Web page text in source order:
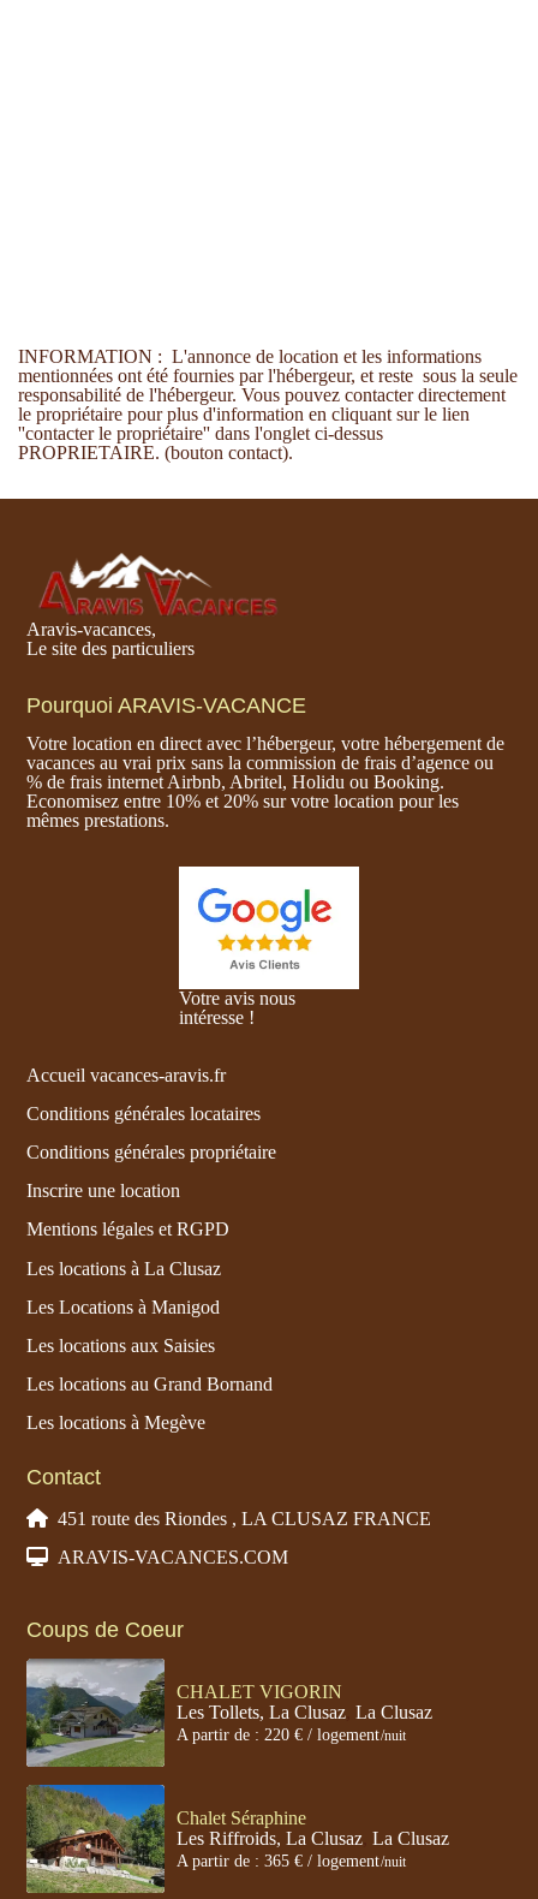
INFORMATION : L'annonce de location et les informations
mentionnées ont été fournies par l'hébergeur, et reste sous la seule
responsabilité de l'hébergeur. Vous pouvez contacter directement
le propriétaire pour plus d'information en cliquant sur le lien
''contacter le propriétaire'' dans l'onglet ci-dessus
PROPRIETAIRE. (bouton contact).
Aravis-vacances,
Le site des particuliers
Pourquoi ARAVIS-VACANCE
Votre location en direct avec l’hébergeur, votre hébergement de
vacances au vrai prix sans la commission de frais d’agence ou
% de frais internet Airbnb, Abritel, Holidu ou Booking.
Economisez entre 10% et 20% sur votre location pour les
mêmes prestations.
Votre avis nous
intéresse !
Accueil vacances-aravis.fr
Conditions générales locataires
Conditions générales propriétaire
Inscrire une location
Mentions légales et RGPD
Les locations à La Clusaz
Les Locations à Manigod
Les locations aux Saisies
Les locations au Grand Bornand
Les locations à Megève
Contact
451 route des Riondes , LA CLUSAZ FRANCE
ARAVIS-VACANCES.COM
Coups de Coeur
CHALET VIGORIN
Les Tollets, La Clusaz, La Clusaz
A partir de : 220 € / logement/nuit
Chalet Séraphine
Les Riffroids, La Clusaz, La Clusaz
A partir de : 365 € / logement/nuit